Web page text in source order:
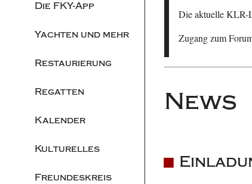
Die FKY-App
Yachten und mehr
Restaurierung
Regatten
Kalender
Kulturelles
Freundeskreis
Die aktuelle KLR-
Zugang zum
News